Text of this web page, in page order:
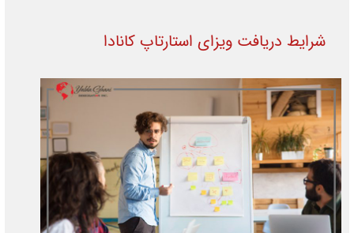
شرایط دریافت ویزای استارتاپ کانادا